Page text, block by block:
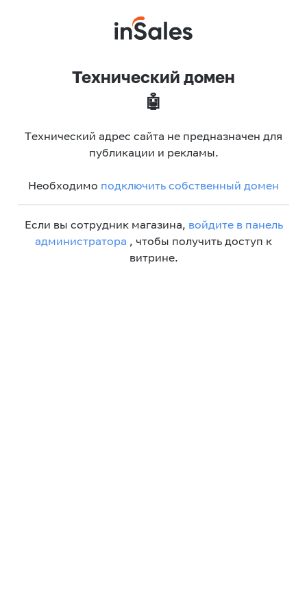
Технический домен
🤖
Технический адрес сайта не предназначен для
публикации и рекламы.
Необходимо подключить собственный домен
Если вы сотрудник магазина, войдите в панель
администратора , чтобы получить доступ к
витрине.